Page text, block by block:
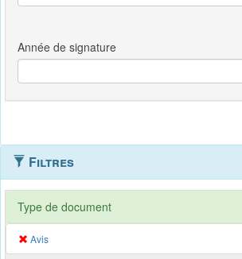
Filtres
Type de document
Avis